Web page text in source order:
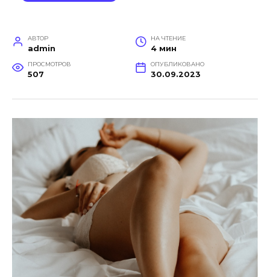
АВТОР
admin
НА ЧТЕНИЕ
4 мин
ПРОСМОТРОВ
507
ОПУБЛИКОВАНО
30.09.2023